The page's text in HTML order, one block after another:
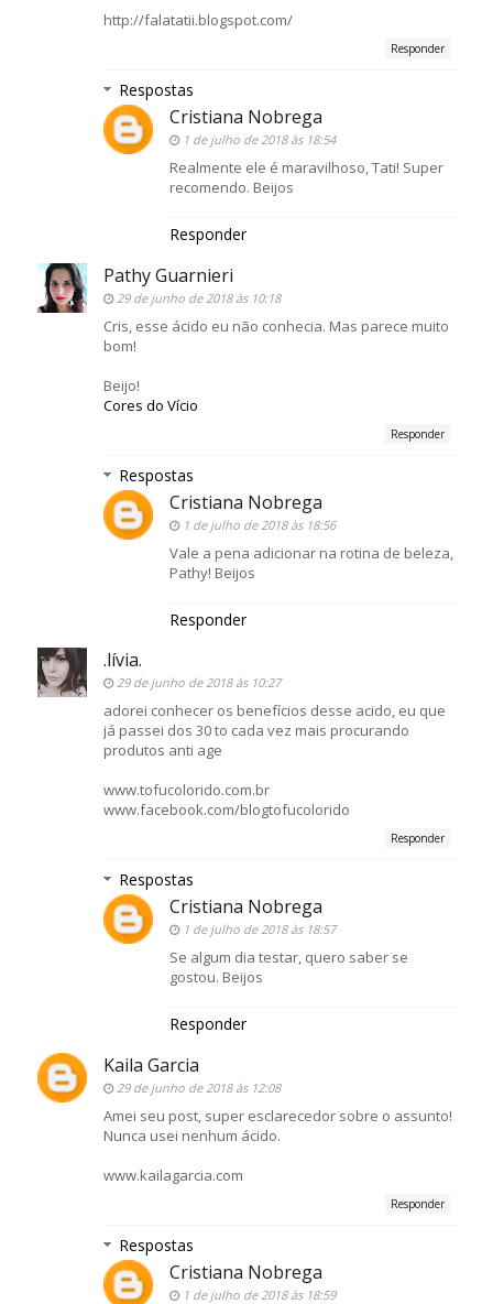
http://falatatii.blogspot.com/
Responder
Respostas
Cristiana Nobrega
1 de julho de 2018 às 18:54
Realmente ele é maravilhoso, Tati! Super
recomendo. Beijos
Responder
Pathy Guarnieri
29 de junho de 2018 às 10:18
Cris, esse ácido eu não conhecia. Mas parece muito
bom!
Beijo!
Cores do Vício
Responder
Respostas
Cristiana Nobrega
1 de julho de 2018 às 18:56
Vale a pena adicionar na rotina de beleza,
Pathy! Beijos
Responder
.lívia.
29 de junho de 2018 às 10:27
adorei conhecer os benefícios desse acido, eu que
já passei dos 30 to cada vez mais procurando
produtos anti age
www.tofucolorido.com.br
www.facebook.com/blogtofucolorido
Responder
Respostas
Cristiana Nobrega
1 de julho de 2018 às 18:57
Se algum dia testar, quero saber se
gostou. Beijos
Responder
Kaila Garcia
29 de junho de 2018 às 12:08
Amei seu post, super esclarecedor sobre o assunto!
Nunca usei nenhum ácido.
www.kailagarcia.com
Responder
Respostas
Cristiana Nobrega
1 de julho de 2018 às 18:59